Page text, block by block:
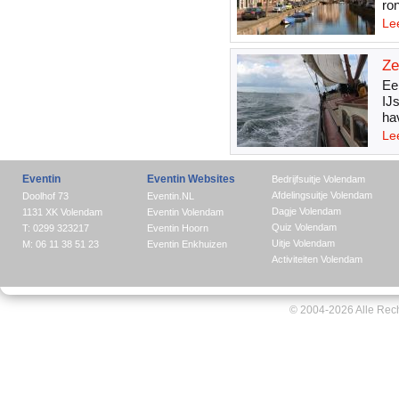
Eventin
Doolhof 73
1131 XK Volendam
T: 0299 323217
M: 06 11 38 51 23
Eventin Websites
Eventin.NL
Eventin Volendam
Eventin Hoorn
Eventin Enkhuizen
Bedrijfsuitje Volendam
Afdelingsuitje Volendam
Dagje Volendam
Quiz Volendam
Uitje Volendam
Activiteiten Volendam
© 2004-2026 Alle